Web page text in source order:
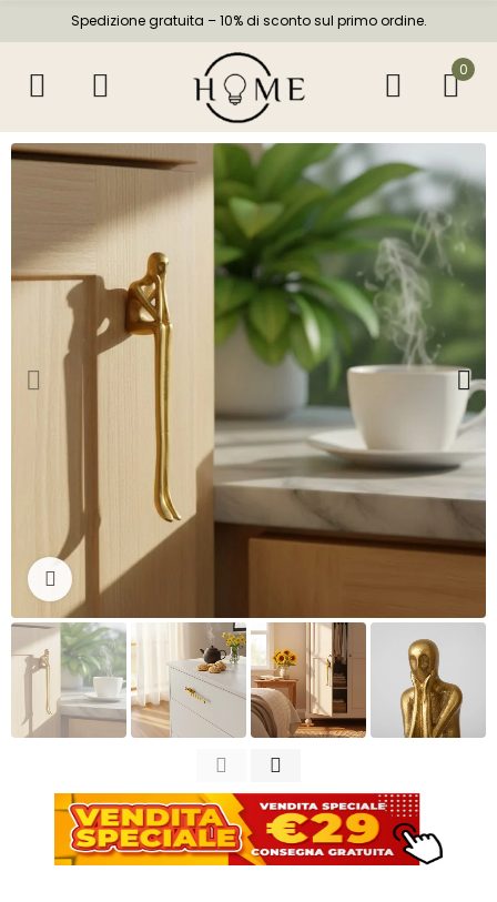
Spedizione gratuita – 10% di sconto sul primo ordine.
0
Clicca per ingrandire